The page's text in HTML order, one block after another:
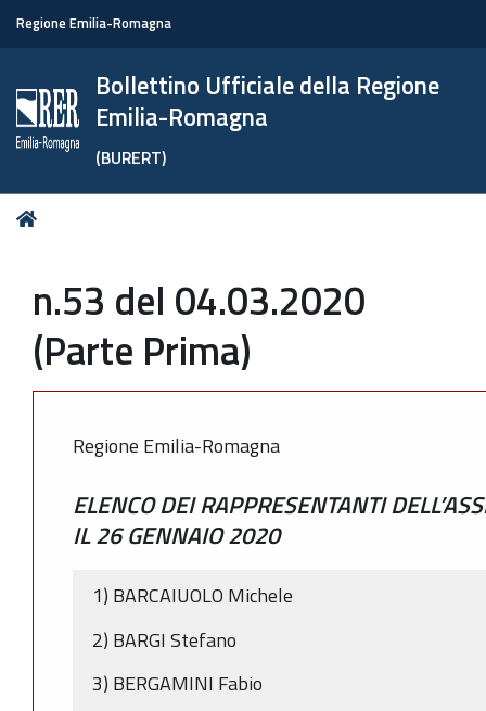
Regione Emilia-Romagna
Bollettino Ufficiale della Regione
Emilia-Romagna
(BURERT)
Tu
n.53 del 04.03.2020
(Parte Prima)
Regione Emilia-Romagna
ELENCO DEI RAPPRESENTANTI
IL 26 GENNAIO 2020
1) BARCAIUOLO Michele
2) BARGI Stefano
3) BERGAMINI Fabio